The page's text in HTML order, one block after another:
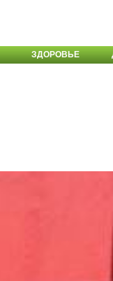
ЗДОРОВЬЕ